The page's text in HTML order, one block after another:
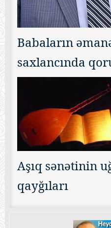
Babaların
saxlancında
Aşıq sənətinin
qayğıları